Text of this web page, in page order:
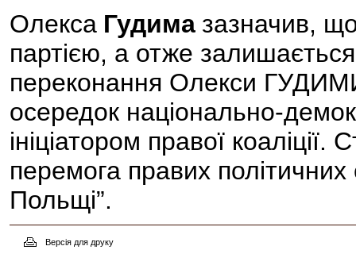
Олекса Гудима зазначив,
партією, а отже
переконання Олекси
осередок національно-
ініціатором правої
перемога правих
Польщі”.
Версія для друку